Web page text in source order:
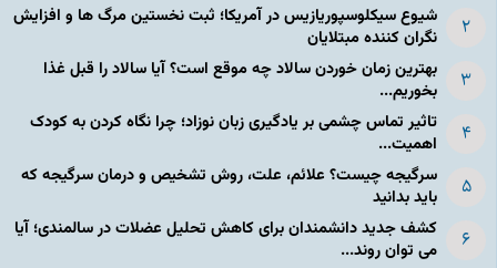
شیوع سیکلوسپوریازیس در آمریکا؛ ثبت نخستین مرگ ها و افزایش
نگران کننده مبتلایان
بهترین زمان خوردن سالاد چه موقع است؟ آیا سالاد را قبل غذا
بخوریم...
تاثیر تماس چشمی بر یادگیری زبان نوزاد؛ چرا نگاه کردن به کودک
اهمیت...
سرگیجه چیست؟ علائم، علت، روش تشخیص و درمان سرگیجه که
باید بدانید
کشف جدید دانشمندان برای کاهش تحلیل عضلات در سالمندی؛ آیا
می توان روند...